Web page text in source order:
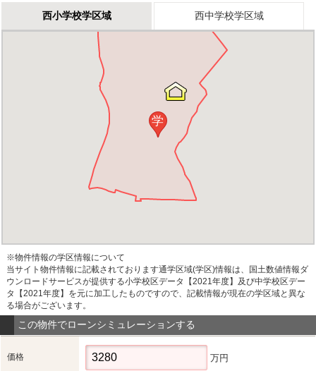
西小学校学区域 西中学校学区域
学
※物件情報の学区情報について
当サイト物件情報に記載されております通学区域(学区)情報は、国土数値情報ダ
ウンロードサービスが提供する小学校区データ【2021年度】及び中学校区デー
タ【2021年度】を元に加工したものですので、記載情報が現在の学区域と異な
る場合がございます。
この物件でローンシミュレーションする
価格 万円